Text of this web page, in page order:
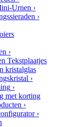
Urnen ›
›
›
Tekstplaatjes
kristalglas
›
›
met korting
›
›